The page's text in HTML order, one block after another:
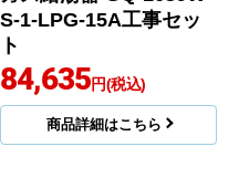
ガス給湯器 BSET-N6-0
59-LPG-15A工事セット
78,050円(税込)
商品詳細はこちら